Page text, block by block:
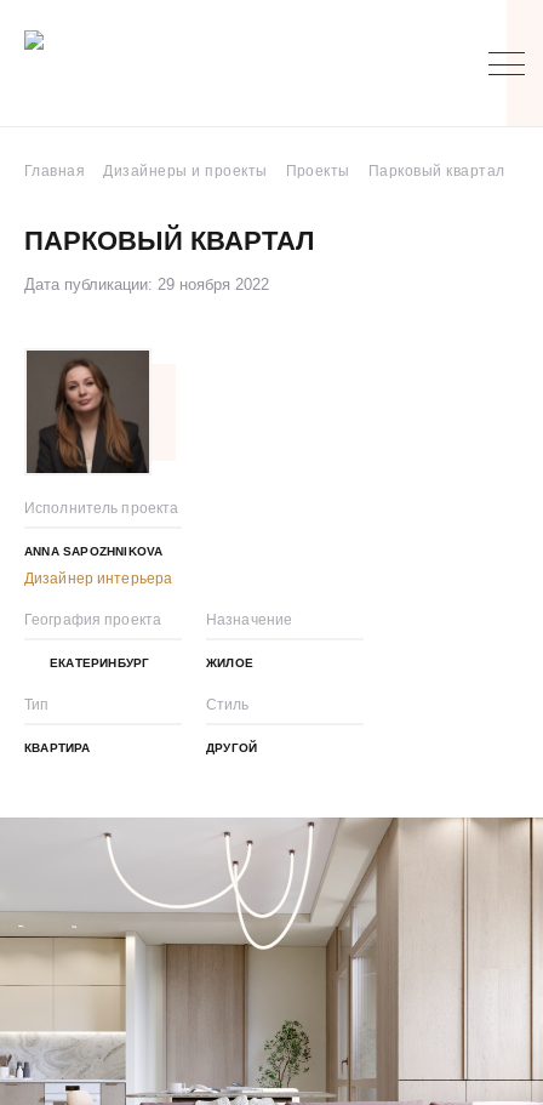
Главная Дизайнеры и проекты Проекты Парковый квартал
ПАРКОВЫЙ КВАРТАЛ
Дата публикации: 29 ноября 2022
Исполнитель проекта
ANNA SAPOZHNIKOVA
Дизайнер интерьера
География проекта
ЕКАТЕРИНБУРГ
Назначение
ЖИЛОЕ
Тип
КВАРТИРА
Стиль
ДРУГОЙ